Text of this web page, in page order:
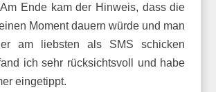
Am Ende kam der Hinweis, dass die
Moment dauern würde und man
am liebsten als SMS schicken
ich sehr rücksichtsvoll und habe
eingetippt.